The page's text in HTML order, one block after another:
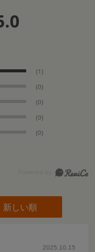
(1)
(0)
(0)
(0)
(0)
新しい順
2025.10.15